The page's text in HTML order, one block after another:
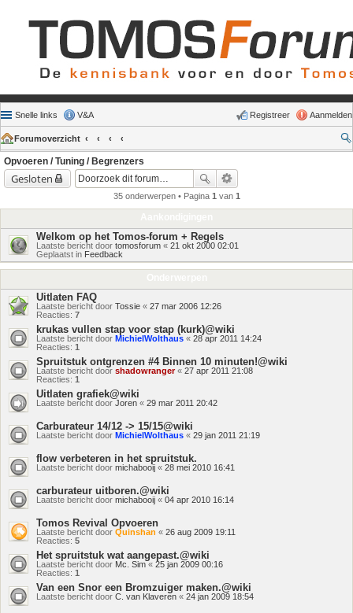
Snelle links V&A Aanmelden
Registreer
Forumoverzicht
Opvoeren / Tuning / Begrenzers
Gesloten
35 onderwerpen • Pagina 1 van 1
Welkom op het Tomos-forum + Regels
Laatste bericht door tomosforum « 21 okt 2000 02:01
Geplaatst in Feedback
Uitlaten FAQ
Laatste bericht door Tossie « 27 mar 2006 12:26
Reacties: 7
krukas vullen stap voor stap (kurk)@wiki
Laatste bericht door MichielWolthaus « 28 apr 2011 14:24
Reacties: 1
Spruitstuk ontgrenzen #4 Binnen 10 minuten!@wiki
Laatste bericht door shadowranger« 27 apr 2011 21:08
Reacties: 1
Uitlaten grafiek@wiki
Laatste bericht door Joren « 29 mar 2011 20:42
Carburateur 14/12 -> 15/15@wiki
Laatste bericht door MichielWolthaus « 29 jan 2011 21:19
flow verbeteren in het spruitstuk.
Laatste bericht door michabooij « 28 mei 2010 16:41
carburateur uitboren.@wiki
Laatste bericht door michabooij « 04 apr 2010 16:14
Tomos Revival Opvoeren
Laatste bericht door Quinshan « 26 aug 2009 19:11
Reacties: 5
Het spruitstuk wat aangepast.@wiki
Laatste bericht door Mc. Sim« 25 jan 2009 00:16
Reacties: 1
Van een Snor een Bromzuiger maken.@wiki
Laatste bericht door C. van Klaveren « 24 jan 2009 18:54